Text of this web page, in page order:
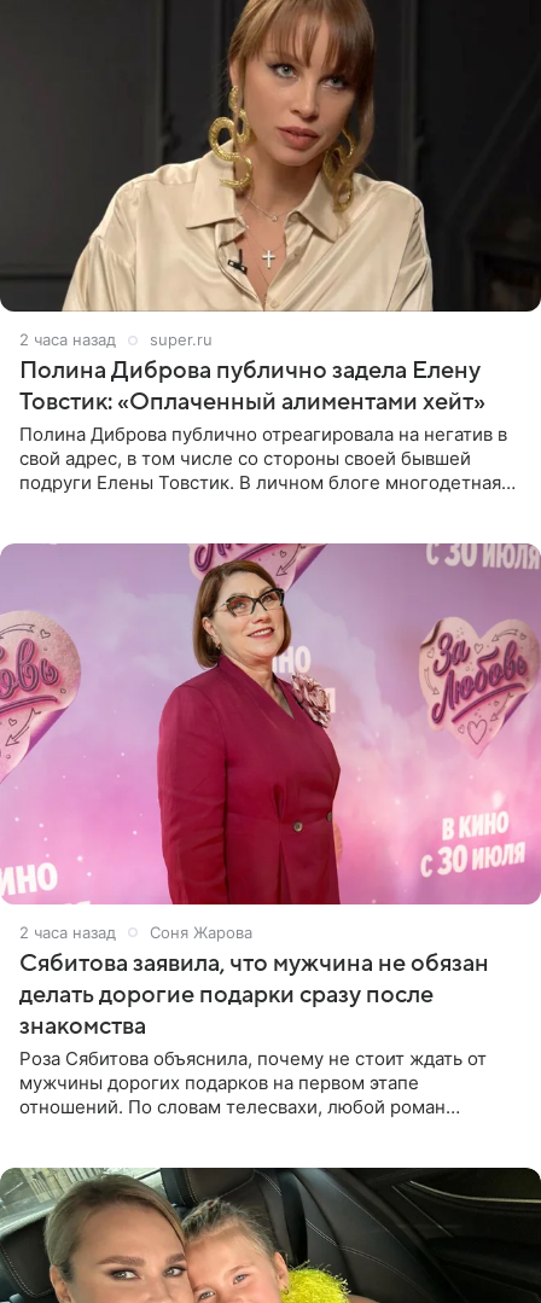
2 часа назад super.ru
Полина Диброва публично задела Елену
Товстик: «Оплаченный алиментами хейт»
Полина Диброва публично отреагировала на негатив в
свой адрес, в том числе со стороны своей бывшей
подруги Елены Товстик. В личном блоге многодетная
2 часа назад Соня Жарова
Сябитова заявила, что мужчина не обязан
делать дорогие подарки сразу после
знакомства
Роза Сябитова объяснила, почему не стоит ждать от
мужчины дорогих подарков на первом этапе
отношений. По словам телесвахи, любой роман